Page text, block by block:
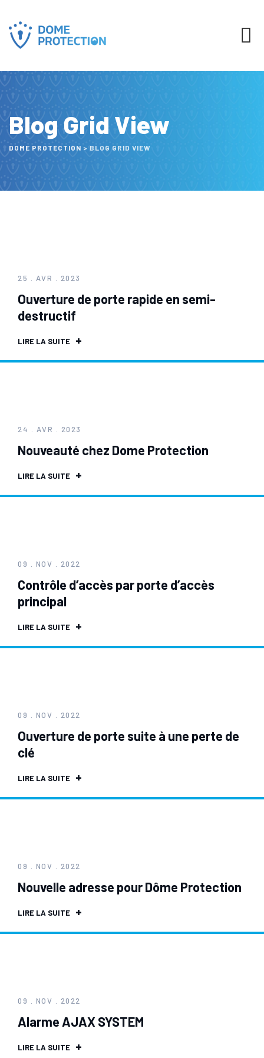
Blog Grid View
DOME PROTECTION > BLOG GRID VIEW
25 . AVR . 2023
Ouverture de porte rapide en semi-
destructif
LIRE LA SUITE
24 . AVR . 2023
Nouveauté chez Dome Protection
LIRE LA SUITE
09 . NOV . 2022
Contrôle d’accès par porte d’accès
principal
LIRE LA SUITE
09 . NOV . 2022
Ouverture de porte suite à une perte de
clé
LIRE LA SUITE
09 . NOV . 2022
Nouvelle adresse pour Dôme Protection
LIRE LA SUITE
09 . NOV . 2022
Alarme AJAX SYSTEM
LIRE LA SUITE